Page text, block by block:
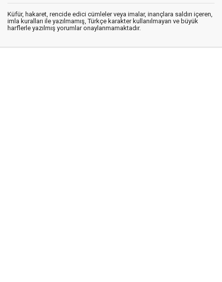
Küfür, hakaret, rencide edici cümleler veya imalar, inançlara saldırı içeren,
imla kuralları ile yazılmamış, Türkçe karakter kullanılmayan ve büyük
harflerle yazılmış yorumlar onaylanmamaktadır.